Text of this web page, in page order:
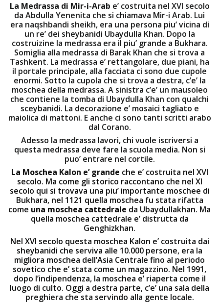
La Medrassa di Mir-i-Arab e’ costruita nel XVI secolo
da Abdulla Yenenita che si chiamava Mir-i Arab. Lui
era naqshbandi sheikh, era una persona piu’ vicina di
un re’ dei sheybanidi Ubaydulla Khan. Dopo la
costruizine la medrassa era il piu’ grande a Bukhara.
Somiglia alla medrassa di Barak Khan che si trova a
Tashkent. La medrassa e’ rettangolare, due piani, ha
il portale principale, alla facciata ci sono due cupole
enormi. Sotto la cupola che si trova a destra, c’e’ la
moschea della medrassa. A sinistra c’e’ un mausoleo
che contiene la tomba di Ubaydulla Khan con qualchi
sceybanidi. La decorazione e’ mosaici tagliato e
maiolica di mattoni. E anche ci sono tanti scritti arabo
dal Corano.
Adesso la medrassa lavori, chi vuole iscriversi a
questa medrassa deve fare la scuola media. Non si
puo’ entrare nel cortile.
La Moschea Kalon e’ grande che e’ costruita nel XVI
secolo. Ma come gli storico raccontano che nel XI
secolo qui si trovava una piu’ importante moschee di
Bukhara, nel 1121 quella moschea fu stata rifatta
come una moschea cattedrale da Ubaydullakhan. Ma
quella moschea cattedrale e’ distrutta da
Genghizkhan.
Nel XVI secolo questa moschea Kalon e’ costruita dai
sheybanidi che serviva alle 10.000 persone, era la
migliora moschea dell’Asia Centrale fino al periodo
sovetico che e’ stata come un magazzino. Nel 1991,
dopo l’indipendenza, la moschea e’ riaperta come il
luogo di culto. Oggi a destra parte, c’e’ una sala della
preghiera che sta servindo alla gente locale.